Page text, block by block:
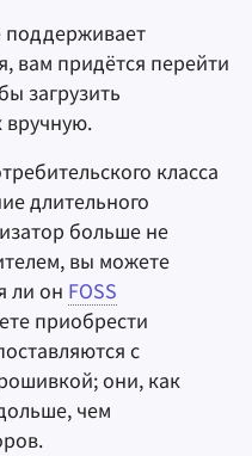
поддерживает
вам придётся перейти
загрузить
вручную.
класса
длительного
больше не
вы можете
ли он FOSS
приобрести
с
они, как
чем